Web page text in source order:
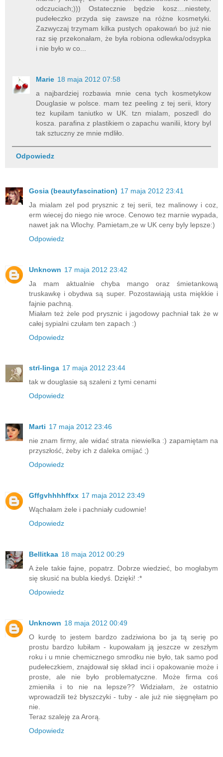
odczuciach;))) Ostatecznie będzie kosz....niestety,
pudełeczko przyda się zawsze na różne kosmetyki.
Zazwyczaj trzymam kilka pustych opakowań bo już nie
raz się przekonałam, że była robiona odlewka/odsypka
i nie było w co...
Marie 18 maja 2012 07:58
a najbardziej rozbawia mnie cena tych kosmetykow
Douglasie w polsce. mam tez peeling z tej serii, ktory
tez kupilam taniutko w UK. tzn mialam, poszedl do
kosza. parafina z plastikiem o zapachu wanilii, ktory byl
tak sztuczny ze mnie mdliło.
Odpowiedz
Gosia (beautyfascination) 17 maja 2012 23:41
Ja mialam zel pod prysznic z tej serii, tez malinowy i coz,
erm wiecej do niego nie wroce. Cenowo tez marnie wypada,
nawet jak na Wlochy. Pamietam,ze w UK ceny byly lepsze:)
Odpowiedz
Unknown 17 maja 2012 23:42
Ja mam aktualnie chyba mango oraz śmietankową
truskawkę i obydwa są super. Pozostawiają usta miękkie i
fajnie pachną.
Miałam też żele pod prysznic i jagodowy pachniał tak że w
całej sypialni czułam ten zapach :)
Odpowiedz
strī-linga 17 maja 2012 23:44
tak w douglasie są szaleni z tymi cenami
Odpowiedz
Marti 17 maja 2012 23:46
nie znam firmy, ale widać strata niewielka :) zapamiętam na
przyszłość, żeby ich z daleka omijać ;)
Odpowiedz
Gffgvhhhhffxx 17 maja 2012 23:49
Wąchałam żele i pachniały cudownie!
Odpowiedz
Bellitkaa 18 maja 2012 00:29
A żele takie fajne, popatrz. Dobrze wiedzieć, bo mogłabym
się skusić na bubla kiedyś. Dzięki! :*
Odpowiedz
Unknown 18 maja 2012 00:49
O kurdę to jestem bardzo zadziwiona bo ja tą serię po
prostu bardzo lubiłam - kupowałam ją jeszcze w zeszłym
roku i u mnie chemicznego smrodku nie było, tak samo pod
pudełeczkiem, znajdował się skład inci i opakowanie może i
proste, ale nie było problematyczne. Może firma coś
zmieniła i to nie na lepsze?? Widziałam, że ostatnio
wprowadzili też błyszczyki - tuby - ale już nie sięgnęłam po
nie.
Teraz szaleję za Arorą.
Odpowiedz